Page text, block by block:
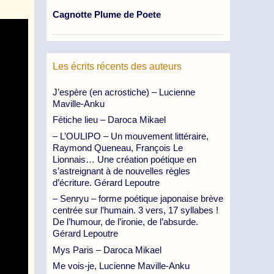
Cagnotte Plume de Poete
Les écrits récents des auteurs
J’espère (en acrostiche) – Lucienne
Maville-Anku
Fétiche lieu – Daroca Mikael
– L’OULIPO – Un mouvement littéraire,
Raymond Queneau, François Le
Lionnais… Une création poétique en
s’astreignant à de nouvelles règles
d’écriture. Gérard Lepoutre
– Senryu – forme poétique japonaise brève
centrée sur l’humain. 3 vers, 17 syllabes !
De l’humour, de l’ironie, de l’absurde.
Gérard Lepoutre
Mys Paris – Daroca Mikael
Me vois-je, Lucienne Maville-Anku